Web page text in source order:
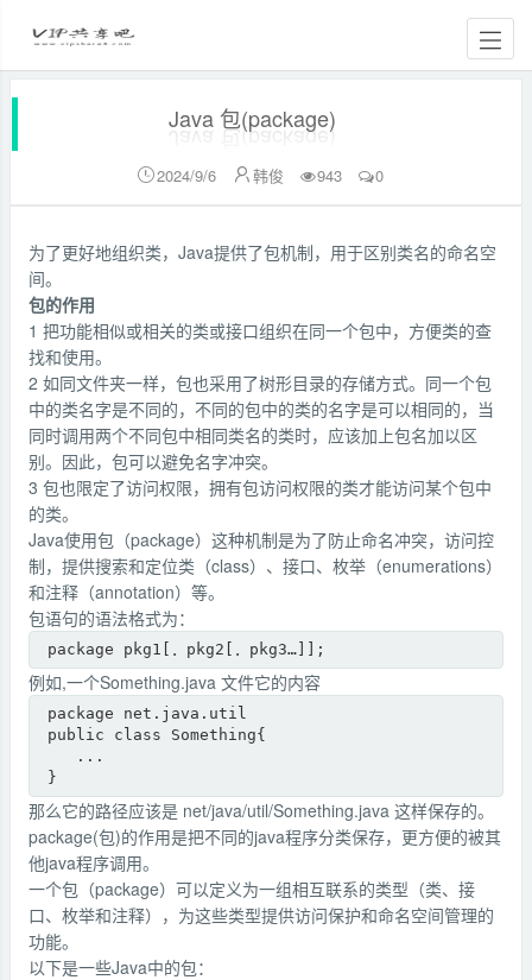
Java 包(package)
2024/9/6 韩俊 943 0
为了更好地组织类，Java提供了包机制，用于区别类名的命名空
间。
包的作用
1 把功能相似或相关的类或接口组织在同一个包中，方便类的查
找和使用。
2 如同文件夹一样，包也采用了树形目录的存储方式。同一个包
中的类名字是不同的，不同的包中的类的名字是可以相同的，当
同时调用两个不同包中相同类名的类时，应该加上包名加以区
别。因此，包可以避免名字冲突。
3 包也限定了访问权限，拥有包访问权限的类才能访问某个包中
的类。
Java使用包（package）这种机制是为了防止命名冲突，访问控
制，提供搜索和定位类（class）、接口、枚举（enumerations）
和注释（annotation）等。
包语句的语法格式为：
package pkg1[．pkg2[．pkg3…]];
例如,一个Something.java 文件它的内容
package net.java.util
public class Something{
}
那么它的路径应该是 net/java/util/Something.java 这样保存的。
package(包)的作用是把不同的java程序分类保存，更方便的被其
他java程序调用。
一个包（package）可以定义为一组相互联系的类型（类、接
口、枚举和注释），为这些类型提供访问保护和命名空间管理的
功能。
以下是一些Java中的包：